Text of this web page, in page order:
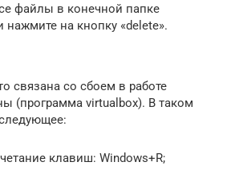
файлы в конечной папке
нажмите на кнопку «delete».
связана со сбоем в работе
(программа virtualbox). В таком
клавиш: Windows+R;